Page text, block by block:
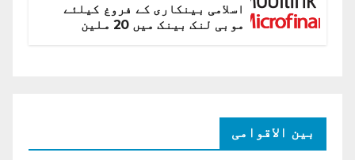
اسلامی بینکاری کے فروغ کیلئے
موبی لنک بینک میں 20 ملین
بین الاقوامی